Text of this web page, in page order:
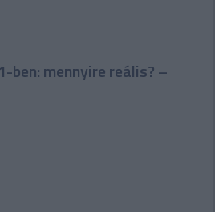
ben: mennyire reális? –